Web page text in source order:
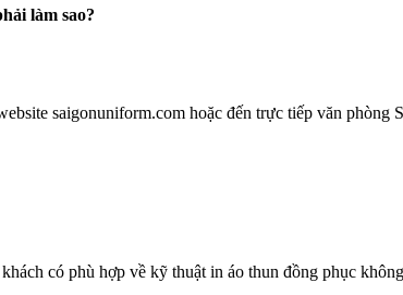
làm sao?
saigonuniform.com hoặc đến trực tiếp văn
có phù hợp về kỹ thuật in áo thun đồng phục